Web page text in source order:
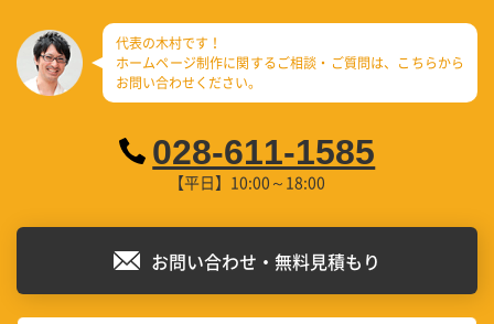
代表の木村です！
ホームページ制作に関するご相談・ご質問は、 こちらから
お問い合わせください。
028-611-1585
【平日】10:00～18:00
お問い合わせ・無料見積もり